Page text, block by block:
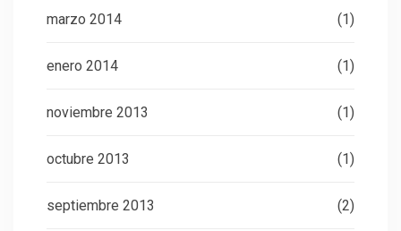
marzo 2014 (1)
enero 2014 (1)
noviembre 2013 (1)
octubre 2013 (1)
septiembre 2013 (2)